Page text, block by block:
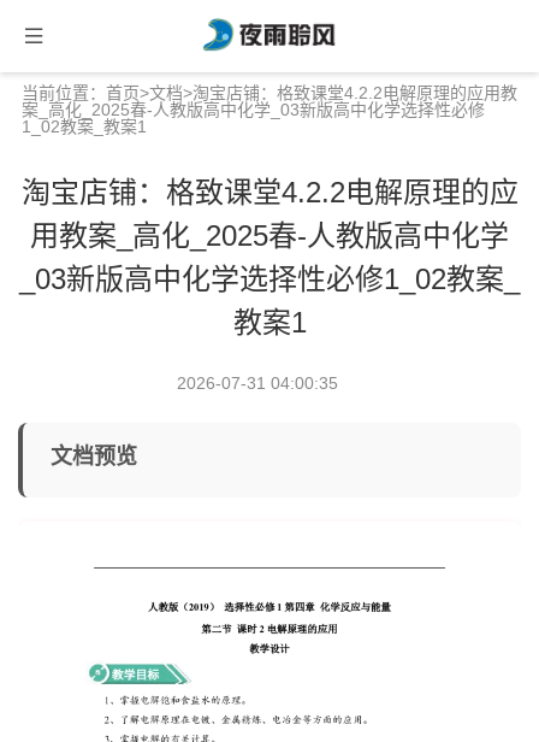
当前位置： 首页>文档>淘宝店铺：格致课堂4.2.2电解原理的应用教
案_高化_2025春-人教版高中化学_03新版高中化学选择性必修
1_02教案_教案1
淘宝店铺：格致课堂4.2.2电解原理的应
用教案_高化_2025春-人教版高中化学
_03新版高中化学选择性必修1_02教案_
教案1
2026-07-31 04:00:35
文档预览